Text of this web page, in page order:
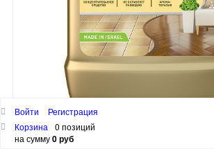
Войти
Регистрация
Корзина
0 позиций
на сумму0 руб